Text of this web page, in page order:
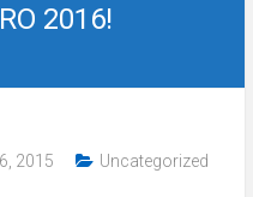
2016!
2015 Uncategorized